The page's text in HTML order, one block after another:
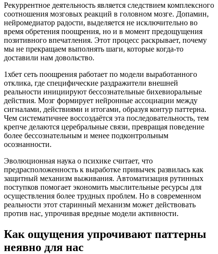
Рекуррентное деятельность является следствием комплексного
соотношения мозговых реакций в головном мозге. Допамин,
нейромедиатор радости, выделяется не исключительно во
время обретения поощрения, но и в момент предощущения
позитивного впечатления. Этот процесс раскрывает, почему
мы не прекращаем выполнять шаги, которые когда-то
доставили нам довольство.
1хбет сеть поощрения работает по модели выработанного
отклика, где специфические раздражители внешней
реальности инициируют бессознательные бихевиоральные
действия. Мозг формирует нейронные ассоциации между
сигналами, действиями и итогами, образуя контур паттерна.
Чем систематичнее воссоздаётся эта последовательность, тем
крепче делаются церебральные связи, превращая поведение
более бессознательным и менее подконтрольным
осознанности.
Эволюционная наука о психике считает, что
предрасположенность к выработке привычек развилась как
защитный механизм выживания. Автоматизация рутинных
поступков помогает экономить мыслительные ресурсы для
осуществления более трудных проблем. Но в современном
реальности этот старинный механизм может действовать
против нас, упрочивая вредные модели активности.
Как ощущения упрочивают паттерны
неявно для нас